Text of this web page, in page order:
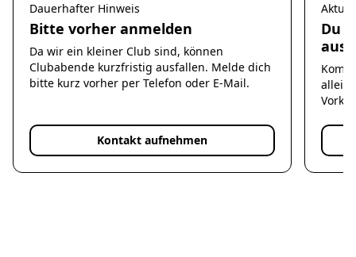
Dauerhafter Hinweis
Bitte vorher anmelden
Da wir ein kleiner Club sind, können
Clubabende kurzfristig ausfallen. Melde dich
bitte kurz vorher per Telefon oder E-Mail.
Kontakt aufnehmen
Du